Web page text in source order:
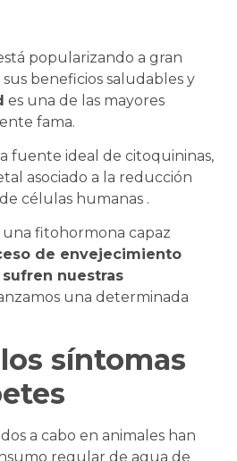
popularizando a gran
beneficios saludables y
es una de las mayores
fama.
fuente ideal de citoquininas,
asociado a la reducción
células humanas .
una fitohormona capaz
de envejecimiento
nuestras
una determinada
síntomas
a cabo en animales han
regular de agua de